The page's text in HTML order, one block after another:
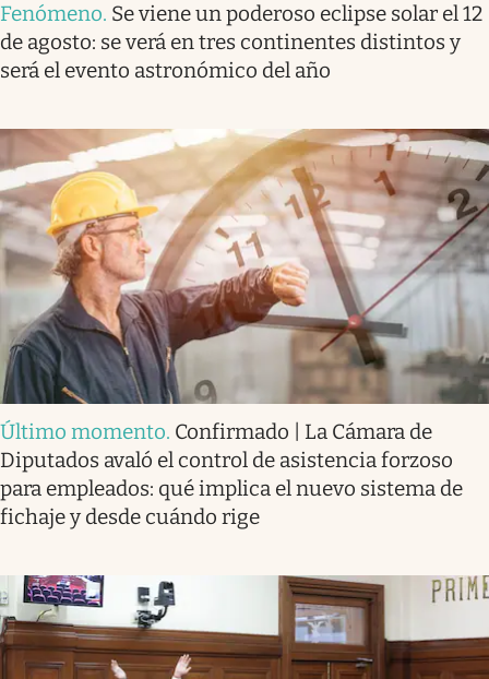
Fenómeno. Se viene un poderoso eclipse solar el 12
de agosto: se verá en tres continentes distintos y
será el evento astronómico del año
Último momento. Confirmado | La Cámara de
Diputados avaló el control de asistencia forzoso
para empleados: qué implica el nuevo sistema de
fichaje y desde cuándo rige